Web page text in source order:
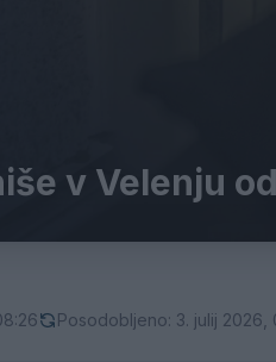
v Velenju
Posodobljeno: 3. julij 2026,